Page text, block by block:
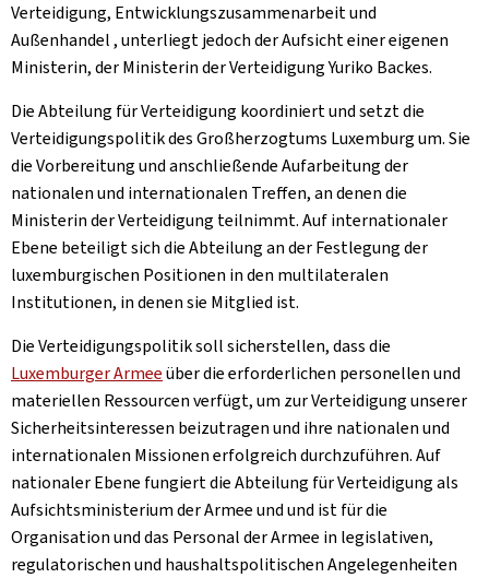
Verteidigung, Entwicklungszusammenarbeit und
Außenhandel , unterliegt jedoch der Aufsicht einer eigenen
Ministerin, der Ministerin der Verteidigung Yuriko Backes.
Die Abteilung für Verteidigung koordiniert und setzt die
Verteidigungspolitik des Großherzogtums Luxemburg um. Sie
die Vorbereitung und anschließende Aufarbeitung der
nationalen und internationalen Treffen, an denen die
Ministerin der Verteidigung teilnimmt. Auf internationaler
Ebene beteiligt sich die Abteilung an der Festlegung der
luxemburgischen Positionen in den multilateralen
Institutionen, in denen sie Mitglied ist.
Die Verteidigungspolitik soll sicherstellen, dass die
Luxemburger Armeeüber die erforderlichen personellen und
materiellen Ressourcen verfügt, um zur Verteidigung unserer
Sicherheitsinteressen beizutragen und ihre nationalen und
internationalen Missionen erfolgreich durchzuführen. Auf
nationaler Ebene fungiert die Abteilung für Verteidigung als
Aufsichtsministerium der Armee und und ist für die
Organisation und das Personal der Armee in legislativen,
regulatorischen und haushaltspolitischen Angelegenheiten